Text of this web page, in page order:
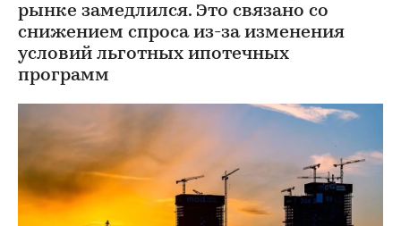
рынке замедлился. Это связано со
снижением спроса из-за изменения
условий льготных ипотечных
программ